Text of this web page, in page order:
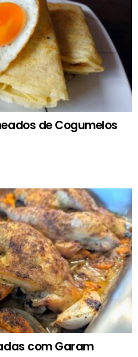
de Cogumelos
com Garam